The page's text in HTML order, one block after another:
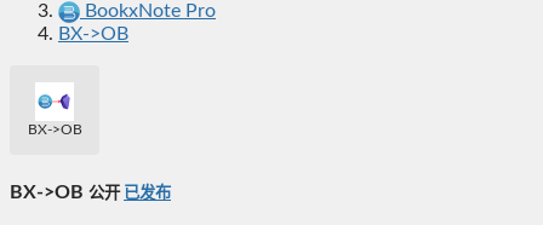
BookxNote Pro
BX->OB
BX->OB
BX->OB 公开 已发布